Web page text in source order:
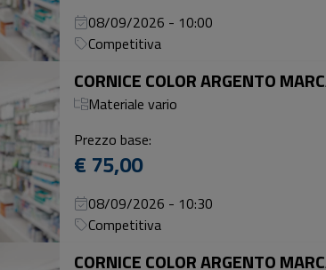
08/09/2026 - 10:00
Competitiva
Materiale vario
Prezzo base:
€ 75,00
08/09/2026 - 10:30
Competitiva